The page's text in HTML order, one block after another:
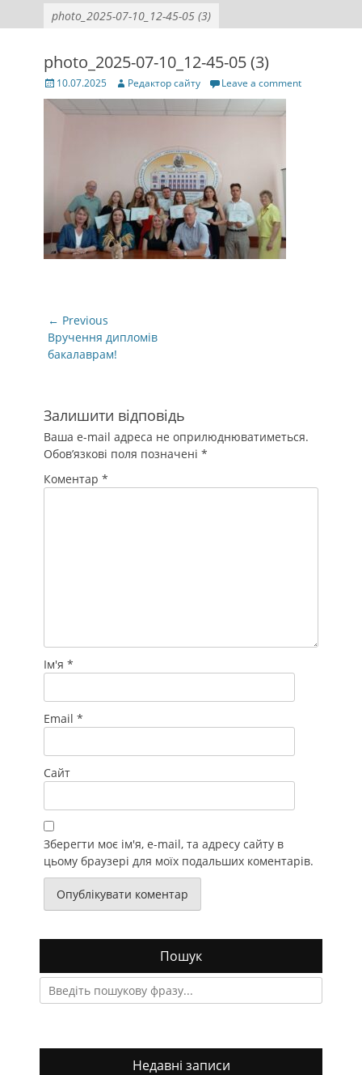
photo_2025-07-10_12-45-05 (3)
photo_2025-07-10_12-45-05 (3)
Posted
on
10.07.2025 Author
Редактор сайту Leave a comment
Навігація
записів
← Previous
Previous
post:
Вручення дипломів
бакалаврам!
Залишити відповідь
Ваша e-mail адреса не оприлюднюватиметься.
Обов’язкові поля позначені *
Коментар *
Ім'я *
Email *
Сайт
Зберегти моє ім'я, e-mail, та адресу сайту в
цьому браузері для моїх подальших коментарів.
Пошук
Search
for:
Недавні записи